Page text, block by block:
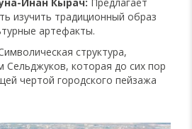
изучить традиционный образ
артефакты.
структура,
Сельджуков, которая до сих пор
чертой городского пейзажа